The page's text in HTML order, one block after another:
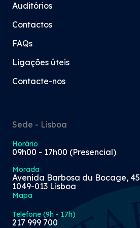
Auditórios
Contactos
FAQs
Ligações úteis
Contacte-nos
Sede - Lisboa
Horário
09h00 - 17h00 (Presencial)
Morada
Avenida Barbosa du Bocage, 45
1049-013 Lisboa
Mapa
Telefone (9h - 17h)
217 999 700